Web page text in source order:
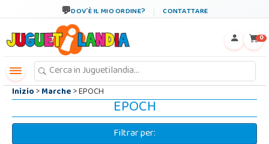
DOV´È IL MIO ORDINE? CONTATTARE
0
Inizio>Marche> EPOCH
EPOCH
Filtrar per: